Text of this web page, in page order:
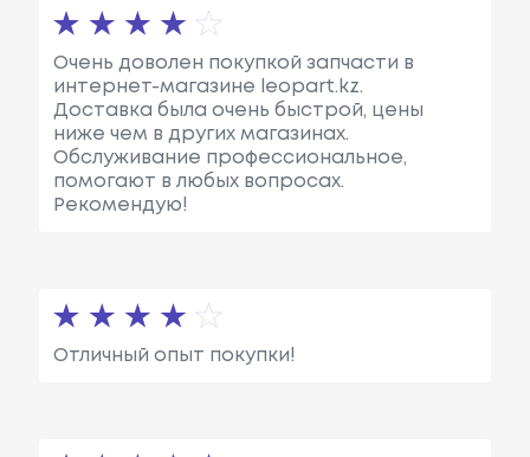
Очень доволен покупкой запчасти в
интернет-магазине leopart.kz.
Доставка была очень быстрой, цены
ниже чем в других магазинах.
Обслуживание профессиональное,
помогают в любых вопросах.
Рекомендую!
Отличный опыт покупки!